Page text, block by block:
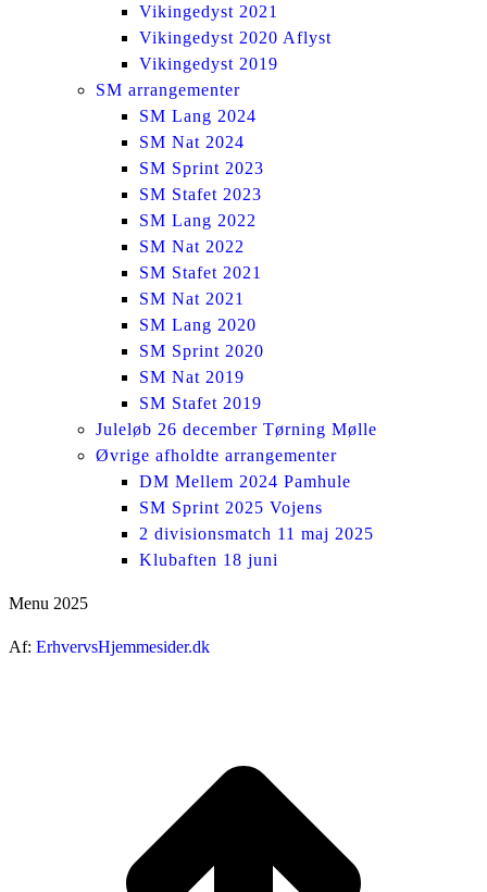
Vikingedyst 2021
Vikingedyst 2020 Aflyst
Vikingedyst 2019
SM arrangementer
SM Lang 2024
SM Nat 2024
SM Sprint 2023
SM Stafet 2023
SM Lang 2022
SM Nat 2022
SM Stafet 2021
SM Nat 2021
SM Lang 2020
SM Sprint 2020
SM Nat 2019
SM Stafet 2019
Juleløb 26 december Tørning Mølle
Øvrige afholdte arrangementer
DM Mellem 2024 Pamhule
SM Sprint 2025 Vojens
2 divisionsmatch 11 maj 2025
Klubaften 18 juni
Menu 2025
Af: ErhvervsHjemmesider.dk